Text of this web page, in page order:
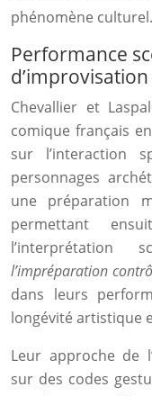
phénomène culturel.
Performance
Chevallier et
comique français
sur l’interaction
personnages
une préparation
permettant
l’interprétation
l’impréparation
dans leurs
longévité artistique
Leur approche de
sur des codes